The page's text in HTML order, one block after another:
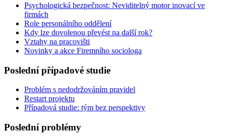
Psychologická bezpečnost: Neviditelný motor inovací ve
firmách
Role personálního oddělení
Kdy lze dovolenou převést na další rok?
Vztahy na pracovišti
Novinky a akce Firemního sociologa
Poslední případové studie
Problém s nedodržováním pravidel
Restart projektu
Případová studie: tým bez perspektivy
Poslední problémy